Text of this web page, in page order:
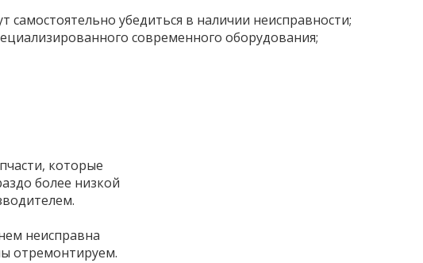
убедиться в наличии неисправности;
современного оборудования;
которые
более низкой
неисправна
отремонтируем.